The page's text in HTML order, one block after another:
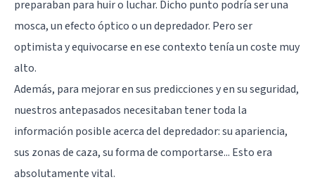
preparaban para huir o luchar. Dicho punto podría ser una
mosca, un efecto óptico o un depredador. Pero ser
optimista y equivocarse en ese contexto tenía un coste muy
alto.
Además, para mejorar en sus predicciones y en su seguridad,
nuestros antepasados necesitaban tener toda la
información posible acerca del depredador: su apariencia,
sus zonas de caza, su forma de comportarse... Esto era
absolutamente vital.